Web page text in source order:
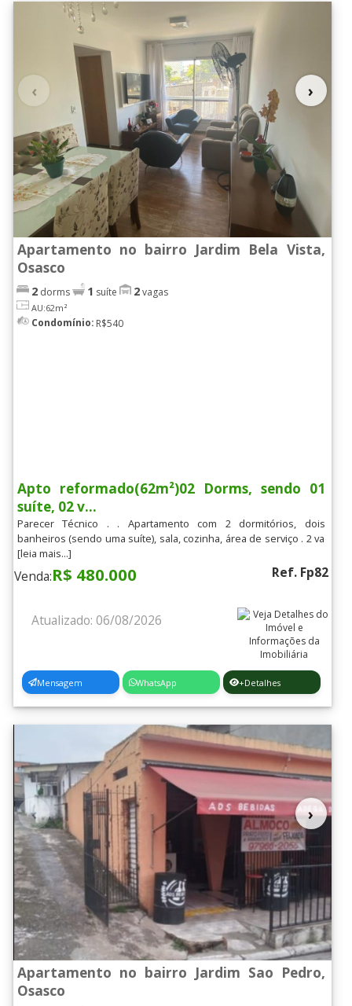
‹ ›
Apartamento no bairro Jardim Bela Vista,
Osasco
2 dorms 1 suíte 2vagas
AU:62m²
Condomínio: R$540
Apto reformado(62m²)02 Dorms, sendo 01
suíte, 02 v...
Parecer Técnico . . Apartamento com 2 dormitórios, dois
banheiros (sendo uma suíte), sala, cozinha, área de serviço . 2 va
[leia mais...]
Venda:R$ 480.000 Ref. Fp82
Atualizado: 06/08/2026
Mensagem WhatsApp +Detalhes
‹ ›
Apartamento no bairro Jardim Sao Pedro,
Osasco